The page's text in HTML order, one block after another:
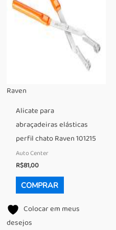
Raven
Alicate para
abraçadeiras elásticas
perfil chato Raven 101215
Auto Center
R$81,00
COMPRAR
Colocar em meus
desejos